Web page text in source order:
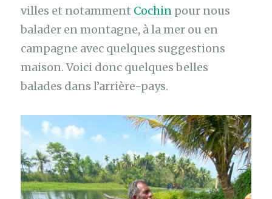
villes et notamment Cochin pour nous
balader en montagne, à la mer ou en
campagne avec quelques suggestions
maison. Voici donc quelques belles
balades dans l’arrière-pays.